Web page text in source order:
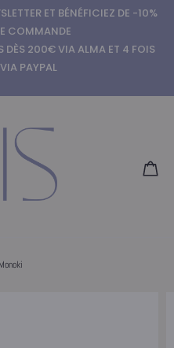
ET BÉNÉFICIEZ DE -10%
COMMANDE
DÈS 200€ VIA ALMA ET 4 FOIS
PAYPAL